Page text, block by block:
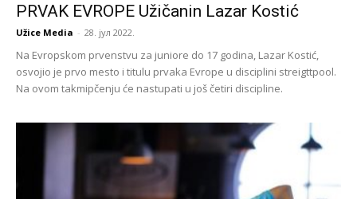
PRVAK EVROPE Užičanin Lazar Kostić
Užice Media - 28. јул 2022.
Na Evropskom prvenstvu za juniore do 17 godina, Lazar Kostić,
osvojio je prvo mesto i titulu prvaka Evrope u disciplini streigttpool.
Na ovom takmipčenju će nastupati u još četiri discipline.